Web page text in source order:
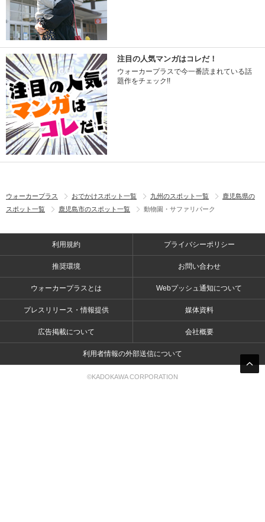
注目の人気マンガはコレだ！
ウォーカープラスで今一番読まれている話
題作をチェック!!
ウォーカープラス おでかけスポット一覧 九州のスポット一覧
鹿児島県の
スポット一覧
鹿児島市のスポット一覧 動物園・サファリパーク
利用規約 プライバシーポリシー
推奨環境 お問い合わせ
ウォーカープラスとは Webプッシュ通知について
プレスリリース・情報提供 媒体資料
広告掲載について 会社概要
利用者情報の外部送信について
©KADOKAWA CORPORATION